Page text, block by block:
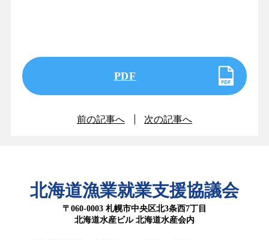
PDF
前の記事へ 次の記事へ
北海道漁業就業支援協議会
〒060-0003 札幌市中央区北3条西7丁目
北海道水産ビル 北海道水産会内